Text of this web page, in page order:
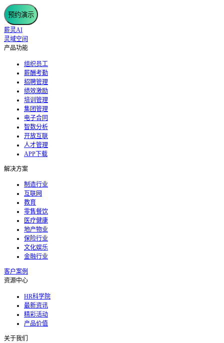
预约演示
薪灵AI
灵域空间
产品功能
组织员工
薪酬考勤
招聘管理
绩效激励
培训管理
集团管理
电子合同
智数分析
开放互联
人才管理
APP下载
解决方案
制造行业
互联网
教育
零售餐饮
医疗健康
地产物业
保险行业
文化娱乐
金融行业
客户案例
资源中心
HR科学院
最新资讯
精彩活动
产品价值
关于我们